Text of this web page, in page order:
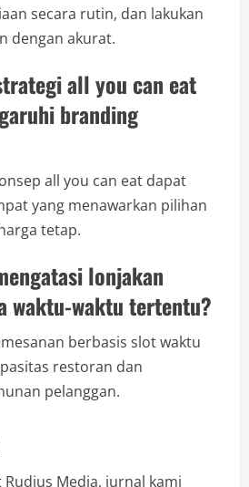
secara rutin, dan lakukan
dengan akurat.
all you can eat
branding
all you can eat dapat
yang menawarkan pilihan
tetap.
lonjakan
waktu-waktu tertentu?
berbasis slot waktu
restoran dan
pelanggan.
Media, jurnal kami